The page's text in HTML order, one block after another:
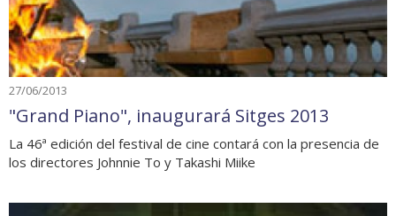
27/06/2013
"Grand Piano", inaugurará Sitges 2013
La 46ª edición del festival de cine contará con la presencia de
los directores Johnnie To y Takashi Miike